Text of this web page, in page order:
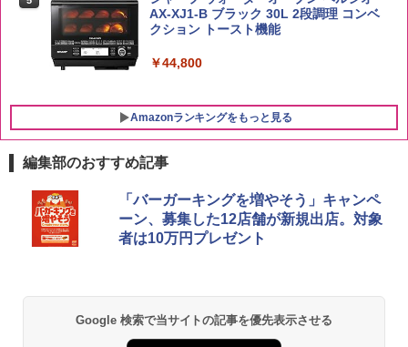
AX-XJ1-B ブラック 30L 2段調理 コンベ
クション トースト機能
￥44,800
Amazonランキングをもっと見る
編集部のおすすめ記事
「バーガーキングを増やそう」キャンペ
ーン、募集した12店舗が新規出店。対象
者は10万円プレゼント
Google 検索で当サイトの記事を優先表示させる